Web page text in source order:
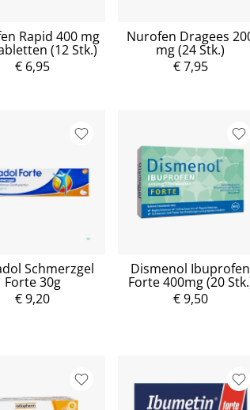
Rapid 400 mg
(12 Stk.)
€ 6,95
Nurofen Dragees
mg (24 Stk.)
€ 7,95
Schmerzgel
Forte 30g
€ 9,20
Dismenol Ibuprofen
Forte 400mg (20
€ 9,50